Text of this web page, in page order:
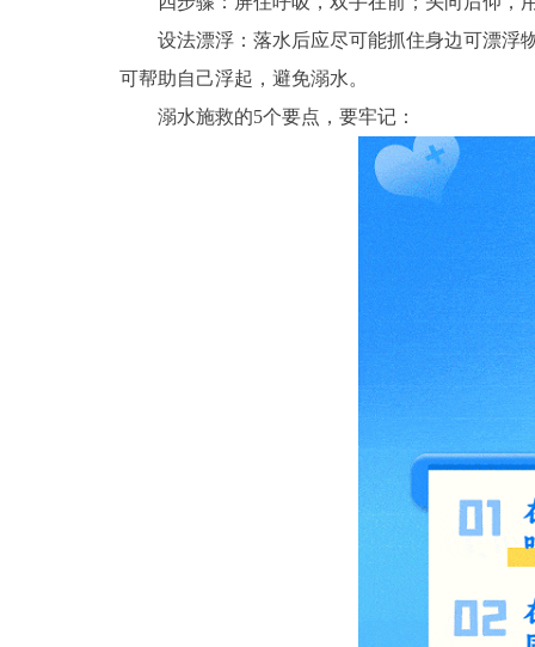
设法漂浮：落水后应尽可能抓住身边可漂浮物
可帮助自己浮起，避免溺水。
溺水施救的5个要点，要牢记：